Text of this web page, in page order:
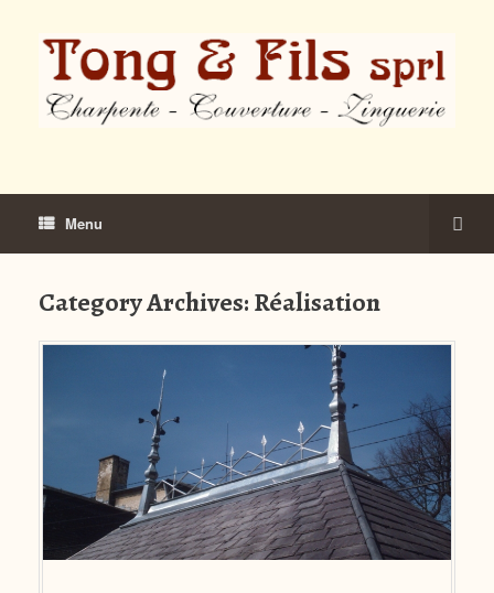
Menu
Category Archives:Réalisation